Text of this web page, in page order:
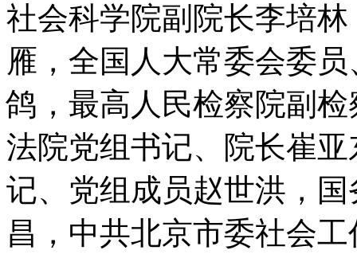
社会科学院副院长李培
雁，全国人大常委会委
鸽，最高人民检察院副
法院党组书记、院长崔
记、党组成员赵世洪，
昌，中共北京市委社会